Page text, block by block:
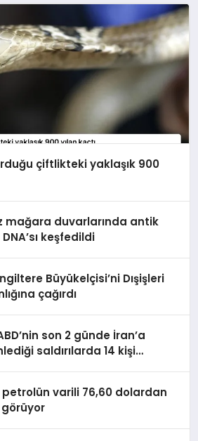
çiftlikteki yaklaşık 900
mağara duvarlarında antik
keşfedildi
Büyükelçisi’ni Dışişleri
çağırdı
son 2 günde İran’a
saldırılarda 14 kişi
petrolün varili 76,60 dolardan